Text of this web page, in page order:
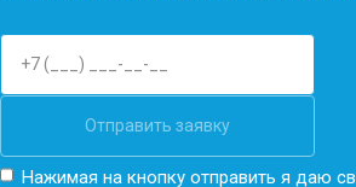
Отправить заявку
Нажимая на кнопку отправить я даю